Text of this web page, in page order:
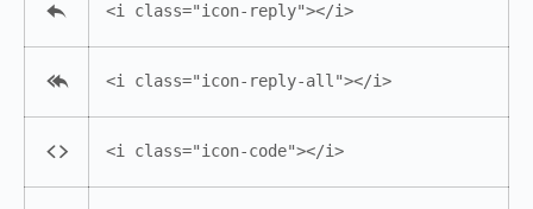
<i class="icon-reply"></i>
<i class="icon-reply-all"></i>
<i class="icon-code"></i>